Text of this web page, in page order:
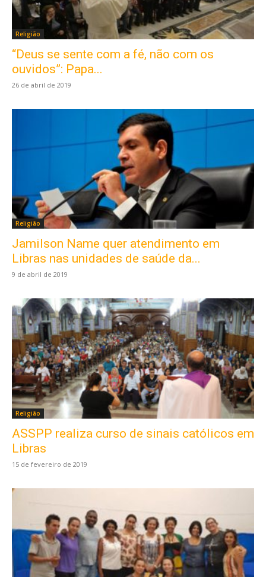
Religião
“Deus se sente com a fé, não com os
ouvidos”: Papa...
26 de abril de 2019
Religião
Jamilson Name quer atendimento em
Libras nas unidades de saúde da...
9 de abril de 2019
Religião
ASSPP realiza curso de sinais católicos em
Libras
15 de fevereiro de 2019